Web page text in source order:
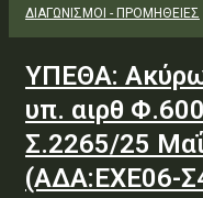
ΔΙΑΓΩΝΙΣΜΟΊ - ΠΡΟΜΉΘΕΙΕΣ
ΥΠΕΘΑ:
υπ. αιρθ
Σ.2265/25
(ΑΔΑ:ΕΧΕ06-